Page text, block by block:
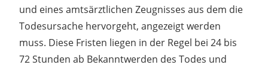
und eines amtsärztlichen Zeugnisses aus dem die
Todesursache hervorgeht, angezeigt werden
muss. Diese Fristen liegen in der Regel bei 24 bis
72 Stunden ab Bekanntwerden des Todes und